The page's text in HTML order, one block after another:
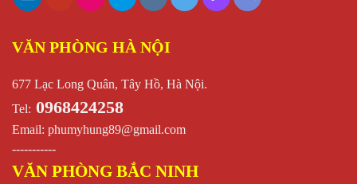
VĂN PHÒNG HÀ NỘI
677 Lạc Long Quân, Tây Hồ, Hà Nội.
Tel: 0968424258
Email: phumyhung89@gmail.com
-----------
VĂN PHÒNG BẮC NINH